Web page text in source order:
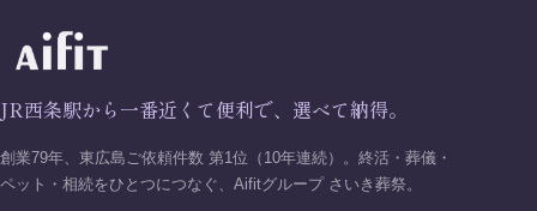
JR西条駅から一番近くて便利で、選べて納得。
創業79年、東広島ご依頼件数 第1位（10年連続）。終活・葬儀・
ペット・相続をひとつにつなぐ、Aifitグループ さいき葬祭。